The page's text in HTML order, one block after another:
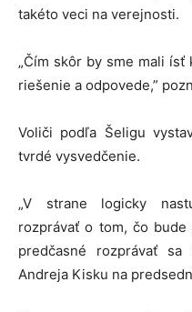
takéto veci na verejnosti.
„Čím skôr by sme mali
riešenie a odpovede,”
Voliči podľa Šeligu
tvrdé vysvedčenie.
„V strane logicky
rozprávať o tom, čo bude
predčasné rozprávať
Andreja Kisku na